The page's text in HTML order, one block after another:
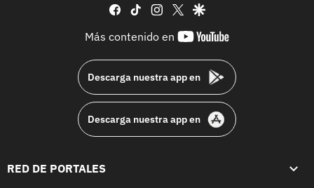
facebook
tiktok instagram
twittergoogle
Más contenido en
youtube-
Descarga nuestra app en
Descarga nuestra app en
RED DE PORTALES